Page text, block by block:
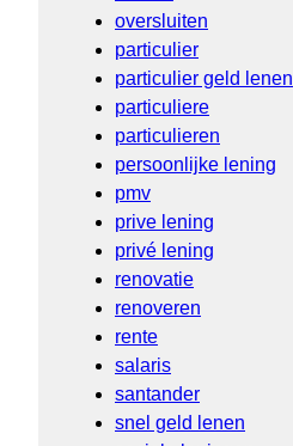
oversluiten
particulier
particulier geld lenen
particuliere
particulieren
persoonlijke lening
pmv
prive lening
privé lening
renovatie
renoveren
rente
salaris
santander
snel geld lenen